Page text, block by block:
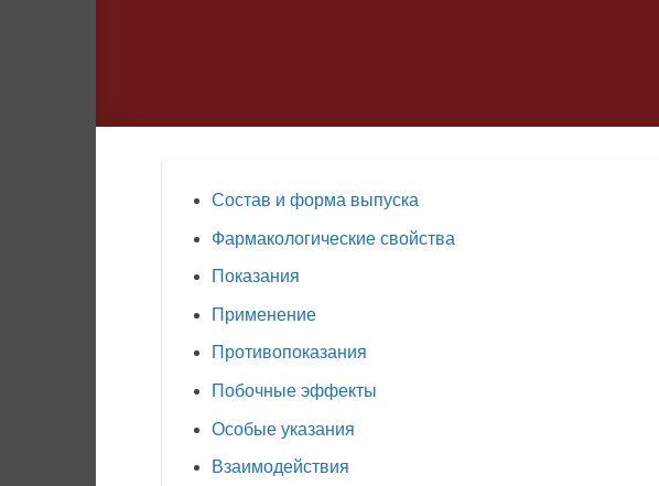
Состав и форма выпуска
Фармакологические свойства
Показания
Применение
Противопоказания
Побочные эффекты
Особые указания
Взаимодействия